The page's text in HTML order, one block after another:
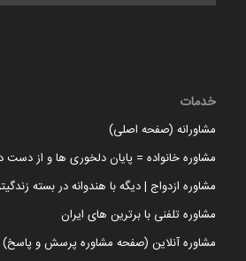
خدمات
مشاورانه (صفحه اصلی)
مشاوره خانواده = پایان دلخوری ها و از دست
مشاوره ازدواج | دیگه با هندوانه در بسته
مشاوره تلفنی با برترین های ایران
مشاوره آنلاین (صفحه مشاوره پرسش و پاسخ)